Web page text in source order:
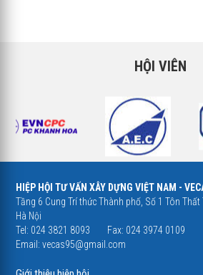
HỘI VIÊN
HIỆP HỘI TƯ VẤN XÂY DỰNG VIỆT NAM -
Tầng 6 Cung Trí thức Thành phố, Số 1 Tôn Thất
Hà Nội
Tel: 024 3821 8093
Fax: 024 3974 0109
Email:vecas95@gmail.com